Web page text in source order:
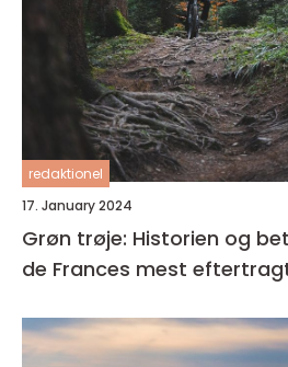
redaktionel
17. January 2024
Grøn trøje: Historien og
de Frances mest